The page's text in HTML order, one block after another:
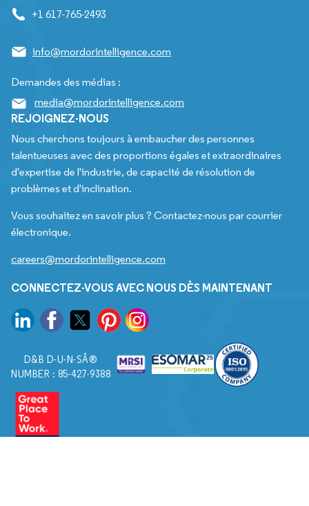
+1 617-765-2493
info@mordorintelligence.com
Demandes des médias :
media@mordorintelligence.com
REJOIGNEZ-NOUS
Nous cherchons toujours à embaucher des personnes
talentueuses avec des proportions égales et extraordinaires
d'expertise de l'industrie, de capacité de résolution de
problèmes et d'inclination.
Vous souhaitez en savoir plus ? Contactez-nous par courrier
électronique.
careers@mordorintelligence.com
CONNECTEZ-VOUS AVEC NOUS DÈS MAINTENANT
D&B D-U-N-SÂ®
NUMBER : 85-427-9388